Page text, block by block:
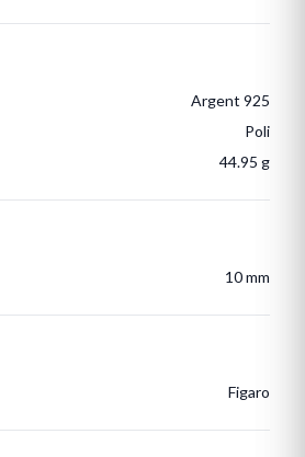
Argent 925
Poli
44.95 g
10 mm
Figaro